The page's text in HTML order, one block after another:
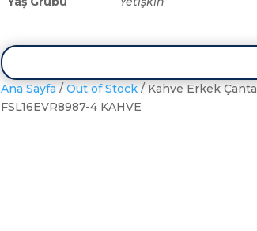
Ana Sayfa /Out of Stock/ Kahve Erkek Çanta
FSL16EVR8987-4 KAHVE